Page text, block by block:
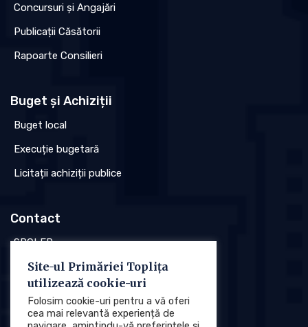
Concursuri și Angajări
Publicații Căsătorii
Rapoarte Consilieri
Buget și Achiziții
Buget local
Execuție bugetară
Licitații achiziții publice
Contact
SPCLEP
Stare civilă
Poliția locală
Site-ul Primăriei Toplița
utilizează cookie-uri
Folosim cookie-uri pentru a vă oferi
cea mai relevantă experiență de